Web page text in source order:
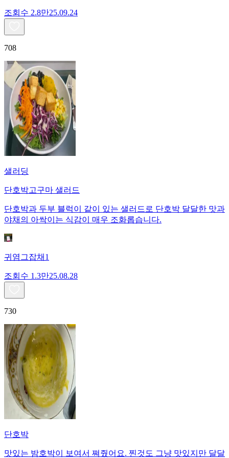
조회수 2.8만25.09.24
708
샐러딩
단호박고구마 샐러드
단호박과 두부 블럭이 같이 있는 샐러드로 단호박 달달한 맛과
야채의 아싹이는 식감이 매우 조화롭습니다.
귀염그잡채1
조회수 1.3만25.08.28
730
단호박
맛있는 밤호박이 보여서 쪄줬어요. 찐것도 그냥 맛있지만 달달